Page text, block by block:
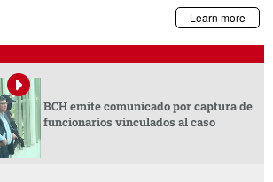
BCH emite comunicado por captura de
funcionarios vinculados al caso